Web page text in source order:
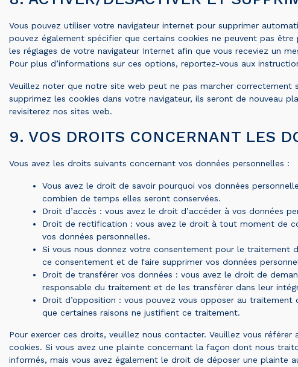
Vous pouvez utiliser votre navigateur internet pour supprimer
pouvez également spécifier que certains cookies ne peuvent pas
les réglages de votre navigateur Internet afin que vous receviez un
Pour plus d’informations sur ces options, reportez-vous aux
Veuillez noter que notre site web peut ne pas marcher correctement
supprimez les cookies dans votre navigateur, ils seront de nouveau
revisiterez nos sites web.
9. VOS DROITS CONCERNANT LES
Vous avez les droits suivants concernant vos données personnelles :
Vous avez le droit de savoir pourquoi vos données
combien de temps elles seront conservées.
Droit d’accès : vous avez le droit d’accéder à vos données
Droit de rectification : vous avez le droit à tout moment de
vos données personnelles.
Si vous nous donnez votre consentement pour le traitement
ce consentement et de faire supprimer vos données
Droit de transférer vos données : vous avez le droit de
responsable du traitement et de les transférer dans leur
Droit d’opposition : vous pouvez vous opposer au traitement
que certaines raisons ne justifient ce traitement.
Pour exercer ces droits, veuillez nous contacter. Veuillez vous
cookies. Si vous avez une plainte concernant la façon dont nous
informés, mais vous avez également le droit de déposer une plainte